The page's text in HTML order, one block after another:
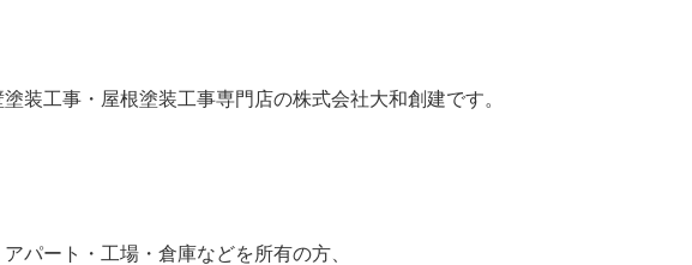
装工事・屋根塗装工事専門店の株式会社大和創建です。
パート・工場・倉庫などを所有の方、